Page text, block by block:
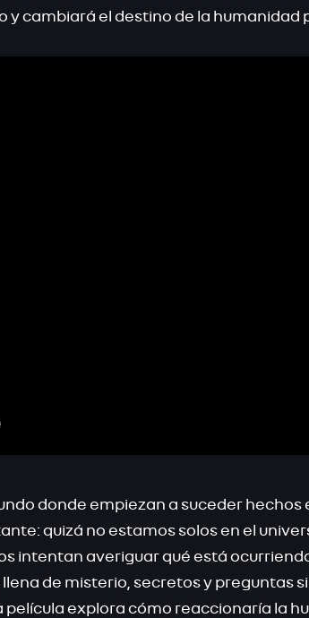
y cambiará el destino de la humanidad
donde empiezan a suceder hechos
quizá no estamos solos en el
intentan averiguar qué está
de misterio, secretos y preguntas
película explora cómo reaccionaría la